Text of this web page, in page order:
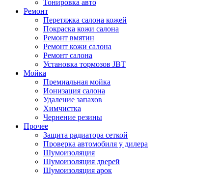
Тонировка авто
Ремонт
Перетяжка салона кожей
Покраска кожи салона
Ремонт вмятин
Ремонт кожи салона
Ремонт салона
Установка тормозов JBT
Мойка
Премиальная мойка
Ионизация салона
Удаление запахов
Химчистка
Чернение резины
Прочее
Защита радиатора сеткой
Проверка автомобиля у дилера
Шумоизоляция
Шумоизоляция дверей
Шумоизоляция арок